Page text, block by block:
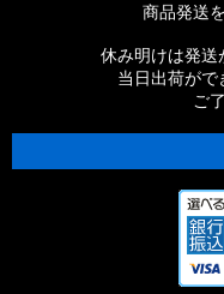
商品発送
休み明けは発送
当日出荷がで
ご